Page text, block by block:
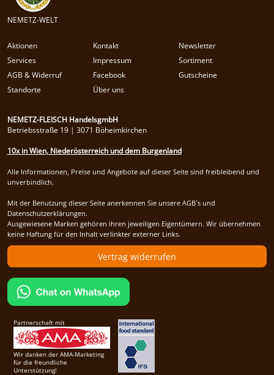
NEMETZ-WELT
Aktionen Kontakt
Newsletter
Services
Impressum
Sortiment
AGB & Widerruf
Facebook
Gutscheine
Standorte
Über uns
NEMETZ-FLEISCH HandelsgmbH
Betriebsstraße 19 | 3071 Böheimkirchen
10x in Wien, Niederösterreich und dem Burgenland
Alle Informationen, Preise und Angebote auf dieser Seite sind freibleibend und
unverbindlich.
Mit der Benutzung dieser Seite anerkennen Sie unsere AGB´s und
Datenschutzerklärungen.
Ausgewiesene Marken gehören ihren jeweiligen Eigentümern. Wir übernehmen
keine Haftung für den Inhalt verlinkter externer Links.
Vertrag widerrufen
Partnerschaft mit
Wir danken der AMA-Marketing
für die freundliche
Unterstützung!